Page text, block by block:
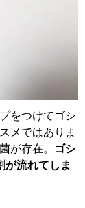
をつけてゴシ
メではありま
が存在。
ゴシ
が流れてしま